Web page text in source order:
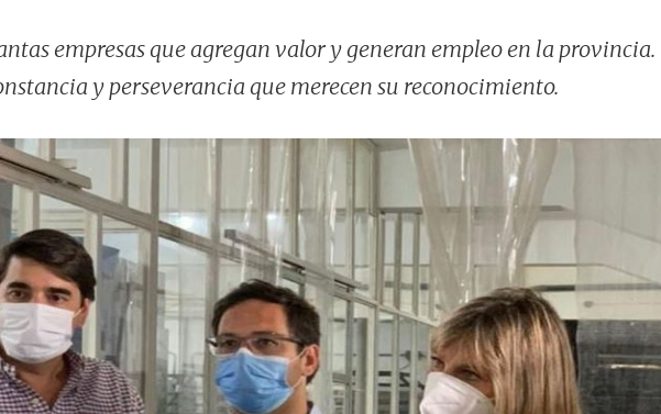
empresas que agregan valor y generan empleo en la provincia.
y perseverancia que merecen su reconocimiento.